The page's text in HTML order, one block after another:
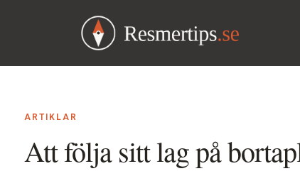
ARTIKLAR
Att följa sitt lag på